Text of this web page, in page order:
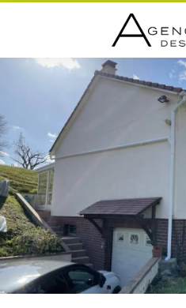
Panneau de gestion des cookies